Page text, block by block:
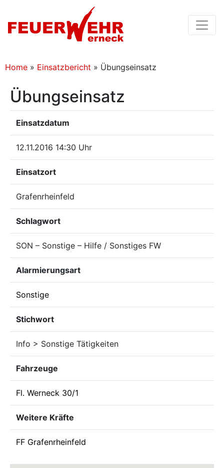
Home » Einsatzbericht » Übungseinsatz
Übungseinsatz
Einsatzdatum
12.11.2016 14:30 Uhr
Einsatzort
Grafenrheinfeld
Schlagwort
SON – Sonstige – Hilfe / Sonstiges FW
Alarmierungsart
Sonstige
Stichwort
Info > Sonstige Tätigkeiten
Fahrzeuge
Fl. Werneck 30/1
Weitere Kräfte
FF Grafenrheinfeld